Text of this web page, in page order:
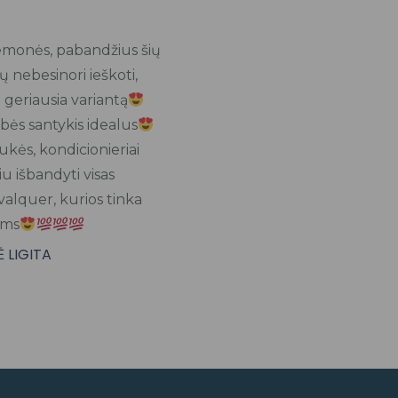
5
out
of
5
pabandžius šių
nebesinori ieškoti,
variantą
santykis idealus
kondicionieriai
išbandyti visas
kurios tinka
LIGITA